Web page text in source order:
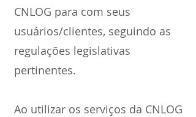
CNLOG para com seus
usuários/clientes, seguindo as
regulações legislativas
pertinentes.
Ao utilizar os serviços da CNLOG